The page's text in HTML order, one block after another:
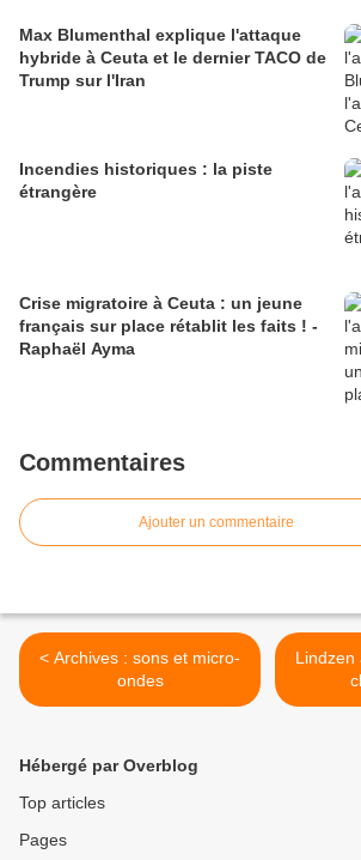
Max Blumenthal explique l'attaque
hybride à Ceuta et le dernier TACO de
Trump sur l'Iran
Incendies historiques : la piste
étrangère
Crise migratoire à Ceuta : un jeune
français sur place rétablit les faits ! -
Raphaël Ayma
Commentaires
Ajouter un commentaire
< Archives : sons et micro-
ondes
Lindzen
Hébergé par Overblog
Top articles
Pages